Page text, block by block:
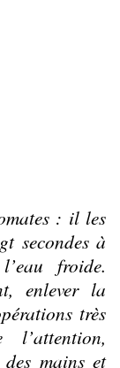
: il les
secondes à
froide.
enlever la
très
mains et